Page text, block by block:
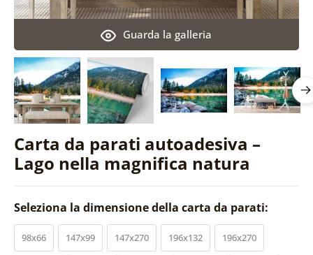
Carta da parati autoadesiva –
Lago nella magnifica natura
Guarda la galleria
Seleziona la dimensione della carta da parati:
98x66 147x99 147x270 196x132 196x270